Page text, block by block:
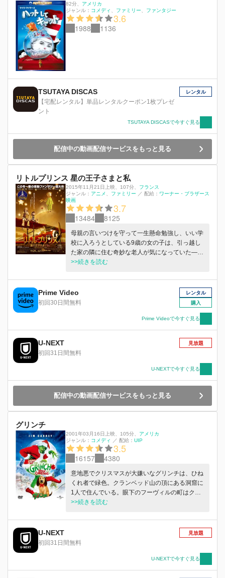
82分
アメリカ
ジャンル： コメディ ファミリー ファンタジー
3.6
1988 1136
TSUTAYA DISCAS
【宅配レンタル】単品レンタルクーポン1枚プレゼ
ント
レンタル
TSUTAYA DISCASで今すぐ見る
配信中の動画配信サービスをもっと見る
リトルプリンス 星の王子さまと私
2015年11月21日上映 107分
フランス
ジャンル： アニメ ファミリー ／ 配給： ワーナー・ブラザース
映画
3.7
13484 8125
母親の言いつけを守って一生懸命勉強し、いい学
校に入ろうとしている9歳の女の子は、引っ越し
た家の隣に住む奇妙な老人が気になっていた――
昼間は壊れた飛行機を修理し、夜になれば望遠鏡
を盗んで老人と仲良くなる。 若いころ飛行機乗
りだったという老人は、昔、不時着した砂漠で出
会った不思議な男の子の思い出を女の子に語る。
それは彼がこれまで誰にも話したことのない物語
だった。 「その男の子は、小さな星からやって
きた。 そして一輪のバラと仲良しだったん
だ。」 そう、老人は、あの星の王子さまと出会
った飛行士だったのだ! ふたりは仲良くなるが、
やがて老人は病に倒れてしまう。 女の子は、老
人が会いたがっていた王子さまを探しに、 オン
は、誰も知らない感動と冒険が待っていた!
>>続きを読む
Prime Video
初回30日間無料
レンタル
購入
Prime Videoで今すぐ見る
U-NEXT
初回31日間無料
見放題
U-NEXTで今すぐ見る
配信中の動画配信サービスをもっと見る
グリンチ
2001年03月16日上映 105分
アメリカ
ジャンル： コメディ ／ 配給： UIP
3.5
16157 4380
意地悪でクリスマスが大嫌いなグリンチは、ひね
くれ者で緑色。クランベッド山の頂にある洞窟に
1人で住んでいる。眼下のフーヴィルの町はクリ
スマスの準備にてんてこ舞い。グリンチはクリス
決意するが…。
>>続きを読む
U-NEXT
初回31日間無料
見放題
U-NEXTで今すぐ見る